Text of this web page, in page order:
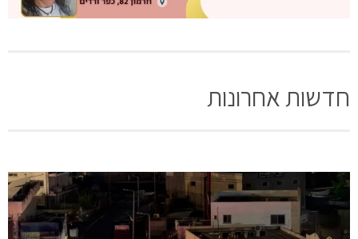
חדשות אחרונות